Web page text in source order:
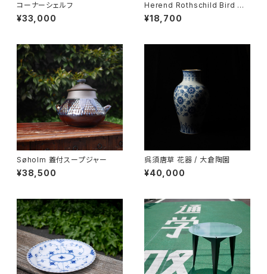
コーナーシェルフ
¥33,000
Herend Rothschild Bird ハ
ンドル付ケーキプレート
¥18,700
Søholm 蓋付スープジャー
¥38,500
呉須唐草 花器 / 大倉陶園
¥40,000